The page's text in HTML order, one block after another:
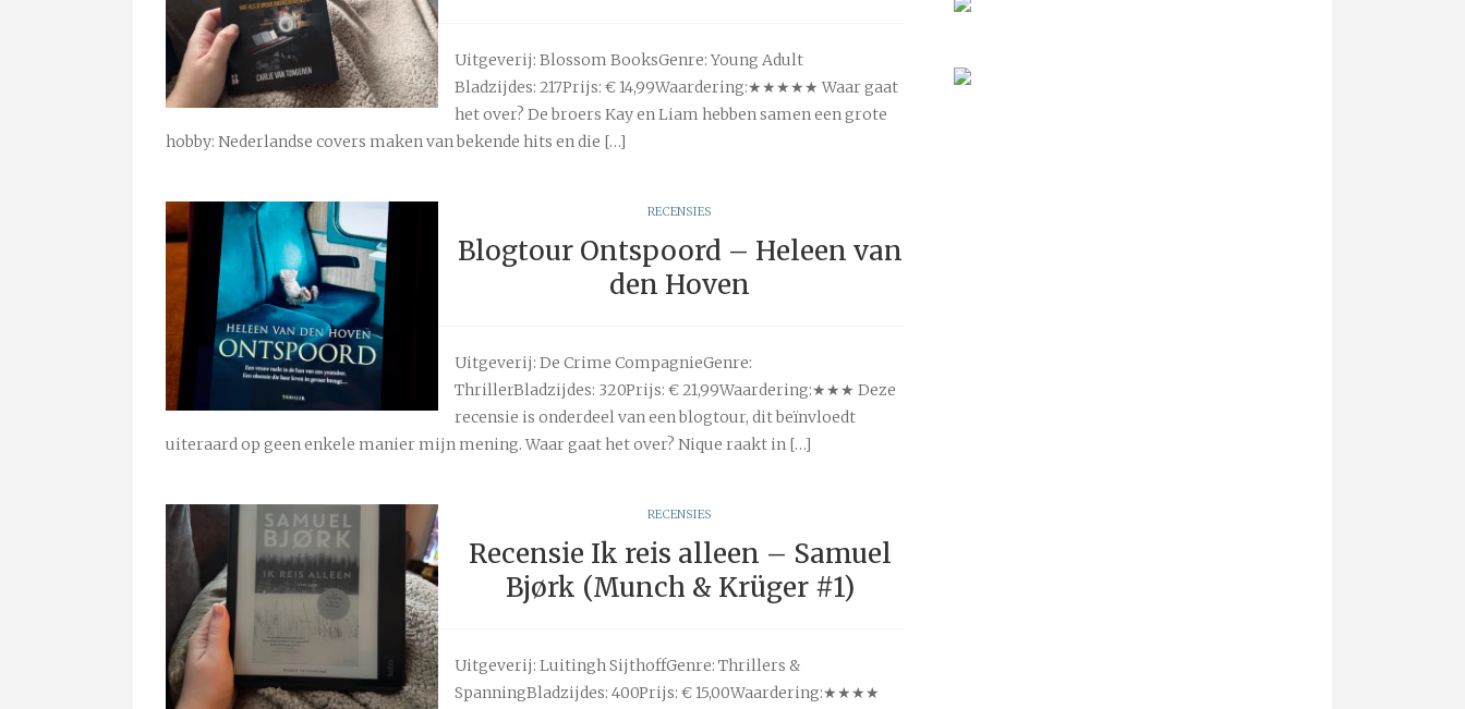
Uitgeverij: Blossom BooksGenre: Young Adult
Bladzijdes: 217Prijs: € 14,99Waardering:★★★★★ Waar gaat
het over? De broers Kay en Liam hebben samen een grote
hobby: Nederlandse covers maken van bekende hits en die […]
RECENSIES
Blogtour Ontspoord – Heleen van
den Hoven
Uitgeverij: De Crime CompagnieGenre:
ThrillerBladzijdes: 320Prijs: € 21,99Waardering:★★★ Deze
recensie is onderdeel van een blogtour, dit beïnvloedt
uiteraard op geen enkele manier mijn mening. Waar gaat het over? Nique raakt in […]
RECENSIES
Recensie Ik reis alleen – Samuel
Bjørk (Munch & Krüger #1)
Uitgeverij: Luitingh SijthoffGenre: Thrillers &
SpanningBladzijdes: 400Prijs: € 15,00Waardering:★★★★